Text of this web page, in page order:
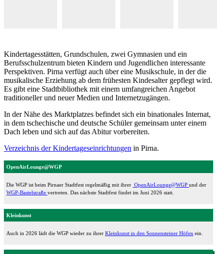
Kindertagesstätten, Grundschulen, zwei Gymnasien und ein
Berufsschulzentrum bieten Kindern und Jugendlichen interessante
Perspektiven. Pirna verfügt auch über eine Musikschule, in der die
musikalische Erziehung ab dem frühesten Kindesalter gepflegt wird.
Es gibt eine Stadtbibliothek mit einem umfangreichen Angebot
traditioneller und neuer Medien und Internetzugängen.
In der Nähe des Marktplatzes befindet sich ein binationales Internat,
in dem tschechische und deutsche Schüler gemeinsam unter einem
Dach leben und sich auf das Abitur vorbereiten.
Verzeichnis der Kindertageseinrichtungen in Pirna.
OpenAirLounge@WGP
Die WGP ist beim Pirnaer Stadtfest regelmäßig mit ihrer OpenAirLounge@WGP und der
WGP-Bastelstraße vertreten. Das nächste Stadtfest findet im Juni 2026 statt.
Kleinkunst
Auch in 2026 lädt die WGP wieder zu ihrer Kleinkunst in den Sonnensteiner Höfen ein.